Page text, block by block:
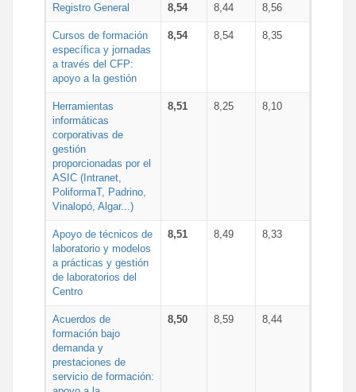
Registro General 8,54 8,44 8,56
Cursos de formación
específica y jornadas
a través del CFP:
apoyo a la gestión
8,54 8,54 8,35
Herramientas
informáticas
corporativas de
gestión
proporcionadas por el
ASIC (Intranet,
PoliformaT, Padrino,
Vinalopó, Algar...)
8,51 8,25 8,10
Apoyo de técnicos de
laboratorio y modelos
a prácticas y gestión
de laboratorios del
Centro
8,51 8,49 8,33
Acuerdos de
formación bajo
demanda y
prestaciones de
servicio de formación:
8,50 8,59 8,44